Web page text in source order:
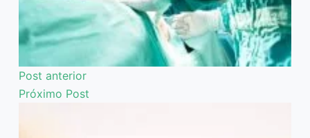
Post anterior
Próximo Post